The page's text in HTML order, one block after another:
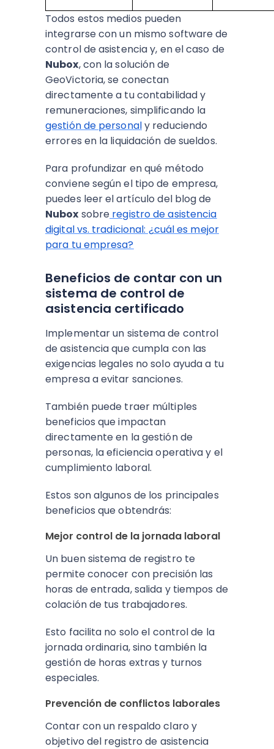
Todos estos medios pueden
integrarse con un mismo software de
control de asistencia y, en el caso de
Nubox, con la solución de
GeoVictoria, se conectan
directamente a tu contabilidad y
remuneraciones, simplificando la
gestión de personaly reduciendo
errores en la liquidación de sueldos.
Para profundizar en qué método
conviene según el tipo de empresa,
puedes leer el artículo del blog de
Nubox sobre registro de asistencia
digital vs. tradicional: ¿cuál es mejor
para tu empresa?
Beneficios de contar con un
sistema de control de
asistencia certificado
Implementar un sistema de control
de asistencia que cumpla con las
exigencias legales no solo ayuda a tu
empresa a evitar sanciones.
También puede traer múltiples
beneficios que impactan
directamente en la gestión de
personas, la eficiencia operativa y el
cumplimiento laboral.
Estos son algunos de los principales
beneficios que obtendrás:
Mejor control de la jornada laboral
Un buen sistema de registro te
permite conocer con precisión las
horas de entrada, salida y tiempos de
colación de tus trabajadores.
Esto facilita no solo el control de la
jornada ordinaria, sino también la
gestión de horas extras y turnos
especiales.
Prevención de conflictos laborales
Contar con un respaldo claro y
objetivo del registro de asistencia